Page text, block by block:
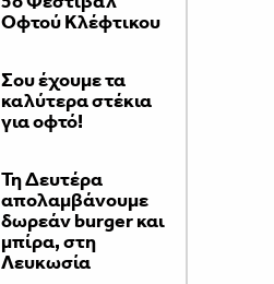
Οφτού Κλέφτικου
Σου έχουμε τα
καλύτερα στέκια
για οφτό!
Τη Δευτέρα
απολαμβάνουμε
δωρεάν burger και
μπίρα, στη
Λευκωσία